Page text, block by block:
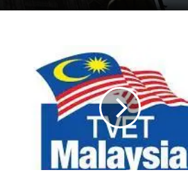
Import Gegelung Keluli China,
Nurul Izzah Bercuti Sementara
Jawatan Timbalan Presiden
Saifuddin Pemangku Tugas
Penutupan Pangkalan Haram
Impak Besar, Kes